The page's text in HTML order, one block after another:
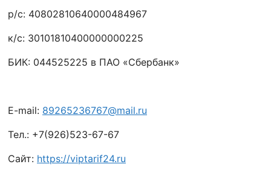
р/с: 40802810640000484967
к/с: 30101810400000000225
БИК: 044525225 в ПАО «Сбербанк»
E-mail: 89265236767@mail.ru
Тел.: +7(926)523-67-67
Сайт: https://viptarif24.ru